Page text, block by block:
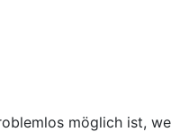
möglich ist,